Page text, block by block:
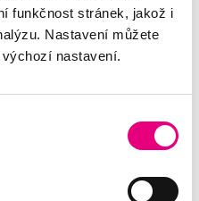
funkčnost stránek, jakož i
Nastavení můžete
nastavení.